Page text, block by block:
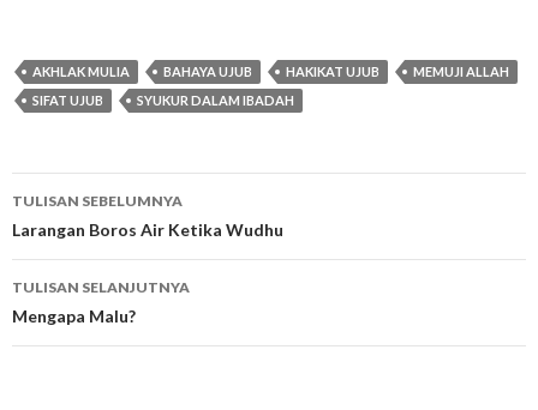
AKHLAK MULIA BAHAYA UJUB HAKIKAT UJUB
MEMUJI ALLAH
SIFAT UJUB
SYUKUR DALAM IBADAH
Navigasi
Tulisan
TULISAN SEBELUMNYA
Larangan Boros Air Ketika Wudhu
TULISAN SELANJUTNYA
Mengapa Malu?